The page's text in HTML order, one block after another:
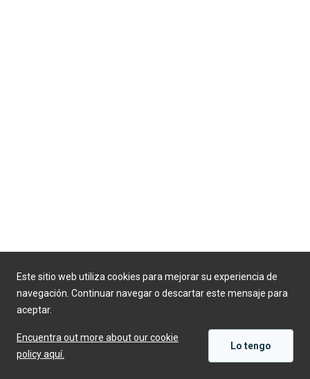
Este sitio web utiliza cookies para mejorar su experiencia de
navegación. Continuar navegar o descartar este mensaje para
aceptar.
Encuentra out more about our cookie
policy aquí.
Lo tengo